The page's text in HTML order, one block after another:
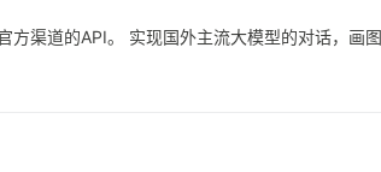
渠道的API。 实现国外主流大模型的对话，画